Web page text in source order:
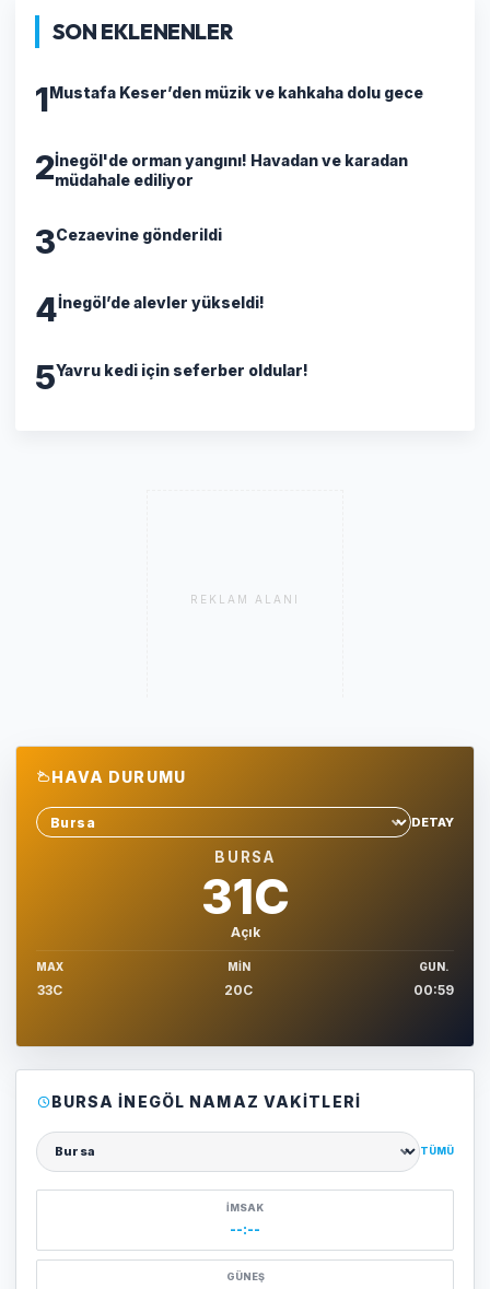
SON EKLENENLER
1Mustafa Keser’den müzik ve kahkaha dolu gece
2İnegöl'de orman yangını! Havadan ve karadan
müdahale ediliyor
3Cezaevine gönderildi
4İnegöl’de alevler yükseldi!
5Yavru kedi için seferber oldular!
REKLAM ALANI
HAVA DURUMU
Sehir sec
DETAY
BURSA
31C
Açık
MAX
33C
MIN
20C
GUN.
00:59
BURSA İNEGÖL NAMAZ VAKITLERI
Şehir seçin
TÜMÜ
İMSAK
--:--
GÜNEŞ